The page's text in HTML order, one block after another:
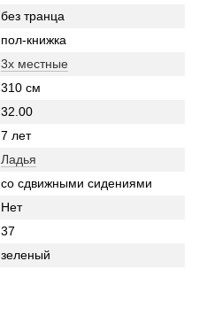
без транца
пол-книжка
3х местные
310 см
32.00
7 лет
Ладья
со сдвижными сидениями
Нет
37
зеленый